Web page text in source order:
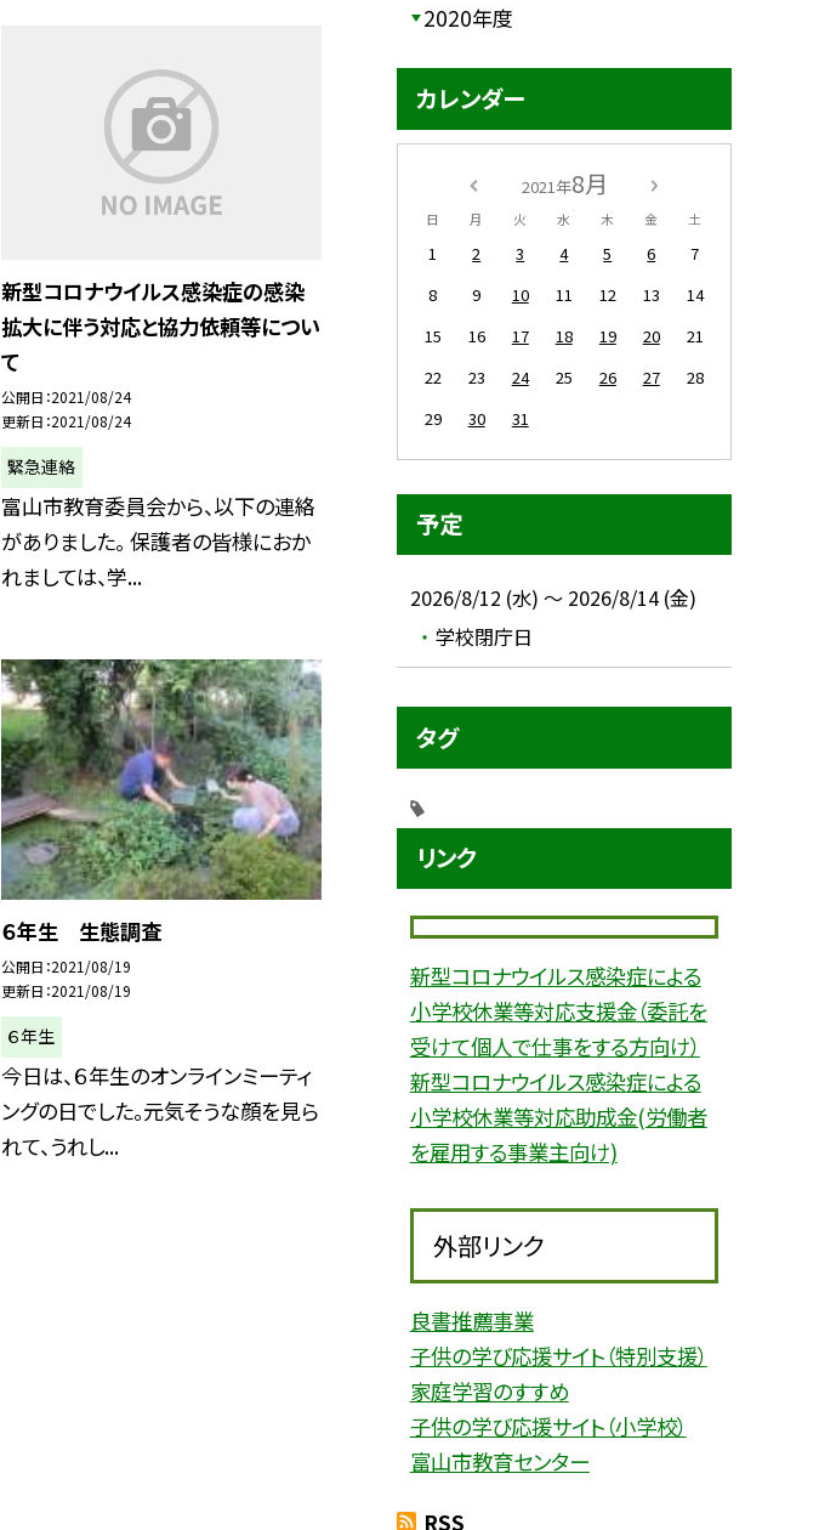
新型コロナウイルス感染症の感染
拡大に伴う対応と協力依頼等につい
て
公開日 2021/08/24
更新日 2021/08/24
緊急連絡
富山市教育委員会から、以下の連絡
がありました。 保護者の皆様におか
れましては、学...
６年生 生態調査
公開日 2021/08/19
更新日 2021/08/19
６年生
今日は、６年生のオンラインミーティ
ングの日でした。元気そうな顔を見ら
れて、うれし...
2020年度
カレンダー
2021年8月
日 月 火 水 木 金 土
1 2 3 4 5 6
7
8
9 10 11 12 13
14
15
16 17 18 19 20
21
22
23 24 25 26 27
28
29
30 31
予定
2026/8/12 (水) ～ 2026/8/14 (金)
学校閉庁日
タグ
リンク
新型コロナウイルス感染症による
小学校休業等対応支援金（委託を
受けて個人で仕事をする方向け）
新型コロナウイルス感染症による
小学校休業等対応助成金(労働者
を雇用する事業主向け)
外部リンク
良書推薦事業
子供の学び応援サイト（特別支援）
家庭学習のすすめ
子供の学び応援サイト（小学校）
富山市教育センター
RSS